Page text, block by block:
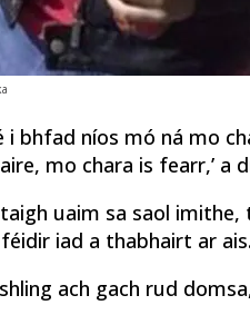
i bhfad níos mó ná mo
mo chara is fearr,’ a
uaim sa saol
iad a thabhairt ar ais.
ach gach rud